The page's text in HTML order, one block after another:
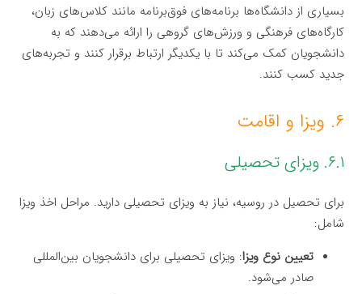
بسیاری از دانشگاه‌ها برنامه‌های فوق‌برنامه مانند کلاس‌های زبان،
کارگاه‌های فرهنگی و ورزش‌های گروهی را ارائه می‌دهند که به
دانشجویان کمک می‌کند تا با یکدیگر ارتباط برقرار کنند و تجربه‌های
جدید کسب کنند.
۶. ویزا و اقامت
۶.۱. ویزای تحصیلی
برای تحصیل در روسیه، نیاز به ویزای تحصیلی دارید. مراحل اخذ ویزا
شامل:
تعیین نوع ویزا: ویزای تحصیلی برای دانشجویان بین‌المللی
صادر می‌شود.